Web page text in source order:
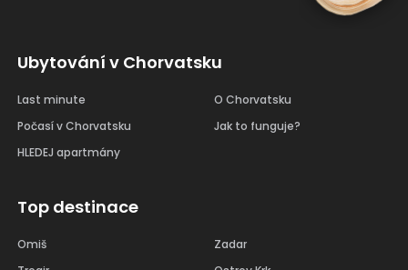
Ubytování v Chorvatsku
Last minute
Počasí v Chorvatsku
HLEDEJ apartmány
O Chorvatsku
Jak to funguje?
Top destinace
Omiš
Zadar